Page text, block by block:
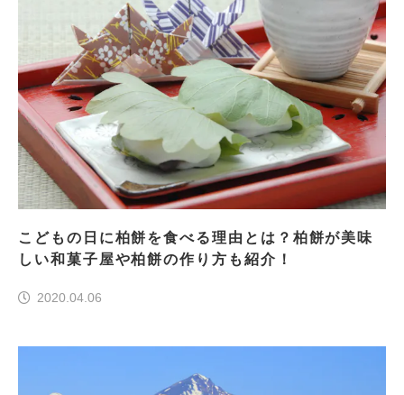
こどもの日に柏餅を食べる理由とは？柏餅が美味
しい和菓子屋や柏餅の作り方も紹介！
2020.04.06